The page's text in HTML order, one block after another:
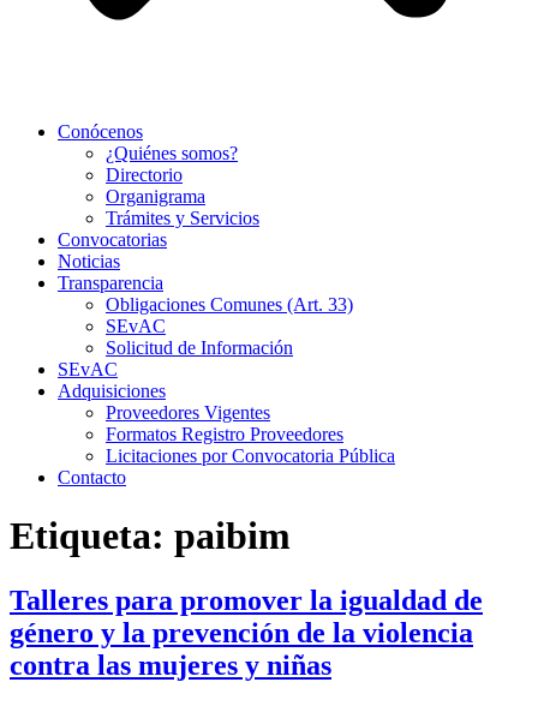
Conócenos
¿Quiénes somos?
Directorio
Organigrama
Trámites y Servicios
Convocatorias
Noticias
Transparencia
Obligaciones Comunes (Art. 33)
SEvAC
Solicitud de Información
SEvAC
Adquisiciones
Proveedores Vigentes
Formatos Registro Proveedores
Licitaciones por Convocatoria Pública
Contacto
Etiqueta: paibim
Talleres para promover la igualdad de
género y la prevención de la violencia
contra las mujeres y niñas